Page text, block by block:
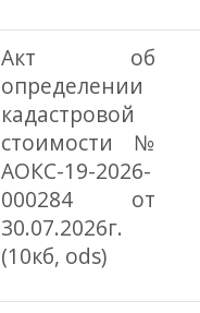
Акт об
определении
кадастровой
стоимости №
АОКС-19-2026-
000284 от
30.07.2026г.
(10кб, ods)